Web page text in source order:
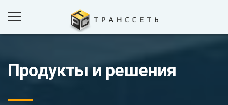
ПРОДУКТЫ И РЕШЕНИЯ
КОМПАНИЯ
Продукты и решения